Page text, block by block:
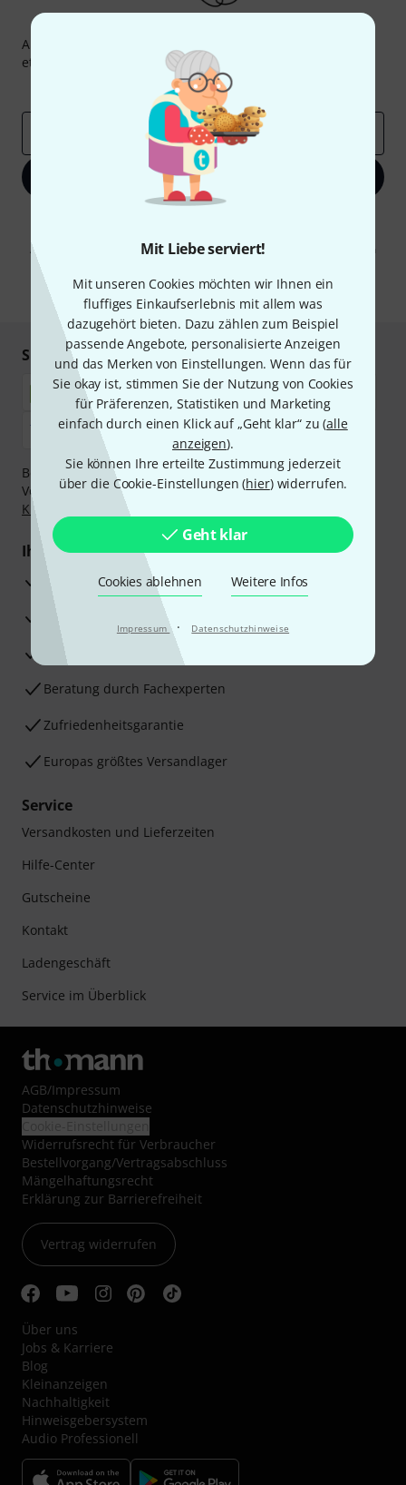
Mit Liebe serviert!
Mit unseren Cookies möchten wir Ihnen ein
fluffiges Einkaufserlebnis mit allem was
dazugehört bieten. Dazu zählen zum Beispiel
passende Angebote, personalisierte Anzeigen
und das Merken von Einstellungen. Wenn das für
Sie okay ist, stimmen Sie der Nutzung von Cookies
für Präferenzen, Statistiken und Marketing
einfach durch einen Klick auf „Geht klar“ zu (alle
anzeigen).
Sie können Ihre erteilte Zustimmung jederzeit
über die Cookie-Einstellungen (hier) widerrufen.
Geht klar
Cookies ablehnen Weitere Infos
Impressum · Datenschutzhinweise
Abonniere den Thomann Newsletter und gewinne mit
etwas Glück einen von
50 Gutscheinen
Inspirierende Beiträge
Deals
Jetzt anmelden
Abmeldung ist jederzeit möglich. Weitere Informationen finden Sie in
* Pflichtfeld
Sicher einkaufen & bezahlen
Bezahlen Sie vertraulich und sicher per Nachnahme,
Vorkasse, PayPal, Amazon Pay,Klarna Sofort bezahlen
Klarna Ratenzahlung
Ihre Vorteile
3 Jahre Thomann Garantie
30 Tage Money-Back-Garantie
Beratung durch Fachexperten
Zufriedenheitsgarantie
Europas größtes Versandlager
Service
Versandkosten und Lieferzeiten
Hilfe-Center
Gutscheine
Kontakt
Ladengeschäft
Service im Überblick
AGB/Impressum
Datenschutzhinweise
Widerrufsrecht für Verbraucher
Bestellvorgang/Vertragsabschluss
Mängelhaftungsrecht
Erklärung zur Barrierefreiheit
Vertrag widerrufen
Über uns
Jobs & Karriere
Blog
Kleinanzeigen
Nachhaltigkeit
Hinweisgebersystem
Audio Professionell